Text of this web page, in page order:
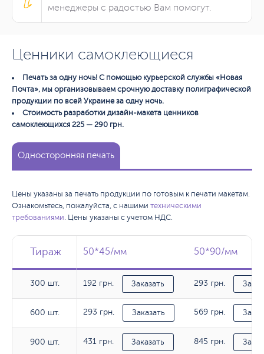
менеджеры с радостью Вам помогут.
Ценники самоклеющиеся
Печать за одну ночь! С помощью курьерской службы «Новая
Почта», мы организовываем срочную доставку полиграфической
продукции по всей Украине за одну ночь.
Стоимость разработки дизайн-макета ценников
самоклеющихся 225 — 290 грн.
Односторонняя печать
Цены указаны за печать продукции по готовым к печати макетам.
Ознакомьтесь, пожалуйста, с нашими техническими
требованиями. Цены указаны с учетом НДС.
Тираж
300 шт.
600 шт.
900 шт.
Тираж 50*45/мм 50*90/мм
Тираж 50*45/мм 50*90/мм
300 шт. 192 грн. Заказать 293 грн.
600 шт. 293 грн. Заказать 569 грн.
900 шт. 431 грн. Заказать 845 грн.